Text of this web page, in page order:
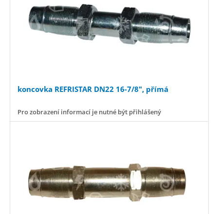
koncovka REFRISTAR DN22 16-7/8", přímá
Pro zobrazení informací je nutné být přihlášený